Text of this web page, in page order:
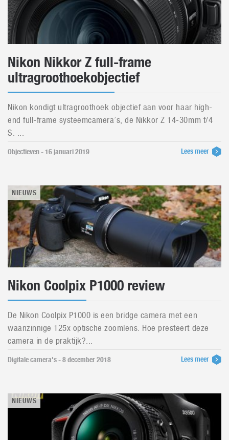
Nikon Nikkor Z full-frame
ultragroothoekobjectief
Nikon kondigt ultragroothoek objectief aan voor haar high-
end full-frame systeemcamera’s, de Nikkor Z 14-30mm f/4
S. ...
Objectieven - 16 januari 2019 Lees meer
NIEUWS
Nikon Coolpix P1000 review
De Nikon Coolpix P1000 is een bridge camera met een
waanzinnige 125x optische zoomlens. Hoe presteert deze
camera in de praktijk?...
Digitale camera's - 8 december 2018 Lees meer
NIEUWS